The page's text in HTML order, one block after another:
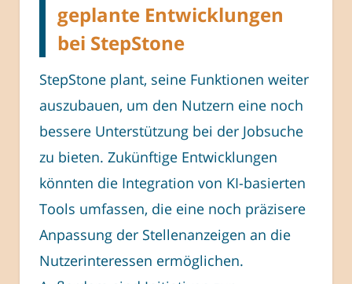
geplante Entwicklungen
bei StepStone
StepStone plant, seine Funktionen weiter
auszubauen, um den Nutzern eine noch
bessere Unterstützung bei der Jobsuche
zu bieten. Zukünftige Entwicklungen
könnten die Integration von KI-basierten
Tools umfassen, die eine noch präzisere
Anpassung der Stellenanzeigen an die
Nutzerinteressen ermöglichen.